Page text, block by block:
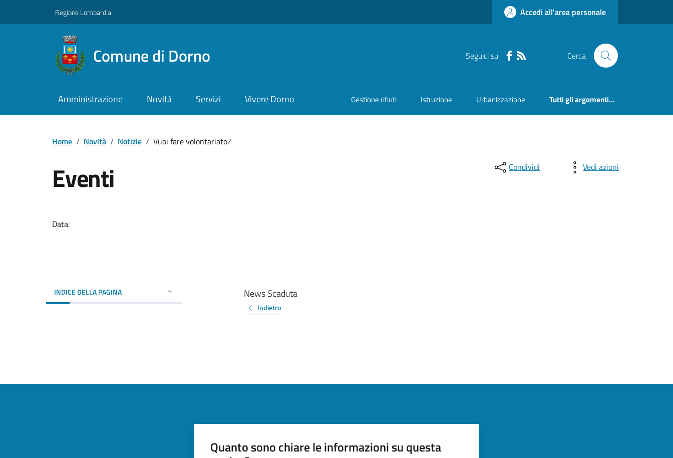
Regione Lombardia Accedi all'area personale
Comune di Dorno Seguici su Cerca
Amministrazione Novità Servizi Vivere Dorno Gestione rifiuti Istruzione Urbanizzazione Tutti gli argomenti...
Home / Novità / Notizie / Vuoi fare volontariato?
Eventi
Data:
Condividi Vedi azioni
INDICE DELLA PAGINA News Scaduta
Indietro
Quanto sono chiare le informazioni su questa